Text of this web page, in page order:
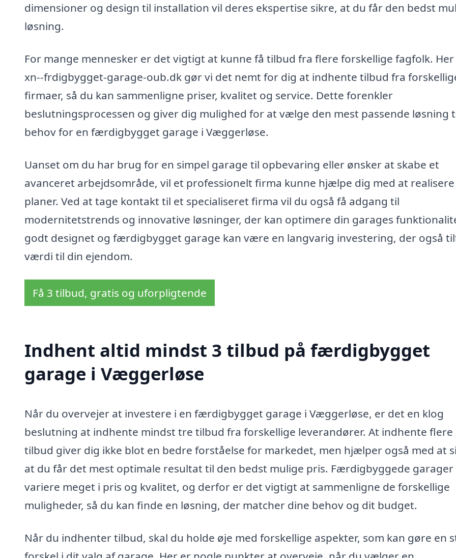
dimensioner og design til installation vil deres ekspertise sikre, at du får den bedst
løsning.
For mange mennesker er det vigtigt at kunne få tilbud fra flere forskellige fagfolk. Her
xn--frdigbygget-garage-oub.dk gør vi det nemt for dig at indhente tilbud fra
firmaer, så du kan sammenligne priser, kvalitet og service. Dette forenkler
beslutningsprocessen og giver dig mulighed for at vælge den mest passende løsning
behov for en færdigbygget garage i Væggerløse.
Uanset om du har brug for en simpel garage til opbevaring eller ønsker at skabe et
avanceret arbejdsområde, vil et professionelt firma kunne hjælpe dig med at
planer. Ved at tage kontakt til et specialiseret firma vil du også få adgang til
modernitetstrends og innovative løsninger, der kan optimere din garages
godt designet og færdigbygget garage kan være en langvarig investering, der også
værdi til din ejendom.
Få 3 tilbud, gratis og uforpligtende
Indhent altid mindst 3 tilbud på færdigbygget
garage i Væggerløse
Når du overvejer at investere i en færdigbygget garage i Væggerløse, er det en klog
beslutning at indhente mindst tre tilbud fra forskellige leverandører. At indhente flere
tilbud giver dig ikke blot en bedre forståelse for markedet, men hjælper også med at
at du får det mest optimale resultat til den bedst mulige pris. Færdigbyggede garager
variere meget i pris og kvalitet, og derfor er det vigtigt at sammenligne de forskellige
muligheder, så du kan finde en løsning, der matcher dine behov og dit budget.
Når du indhenter tilbud, skal du holde øje med forskellige aspekter, som kan gøre en